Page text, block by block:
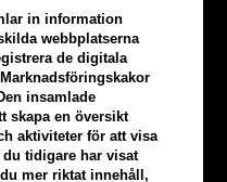
in information
webbplatserna
de digitala
insamlade
skapa en översikt
aktiviteter för att visa
du tidigare har visat
mer riktat innehåll,